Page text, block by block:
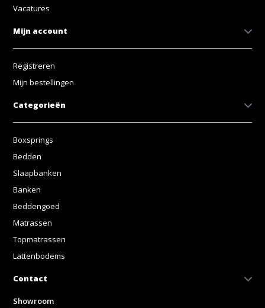
Vacatures
Mijn account
Registreren
Mijn bestellingen
Categorieën
Boxsprings
Bedden
Slaapbanken
Banken
Beddengoed
Matrassen
Topmatrassen
Lattenbodems
Contact
Showroom